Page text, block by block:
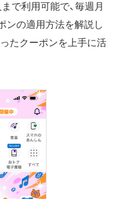
で利用可能で、毎週月
ンの適用方法を解説し
たクーポンを上手に活